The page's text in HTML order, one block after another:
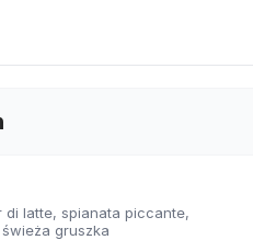
di latte, spianata piccante,
gruszka